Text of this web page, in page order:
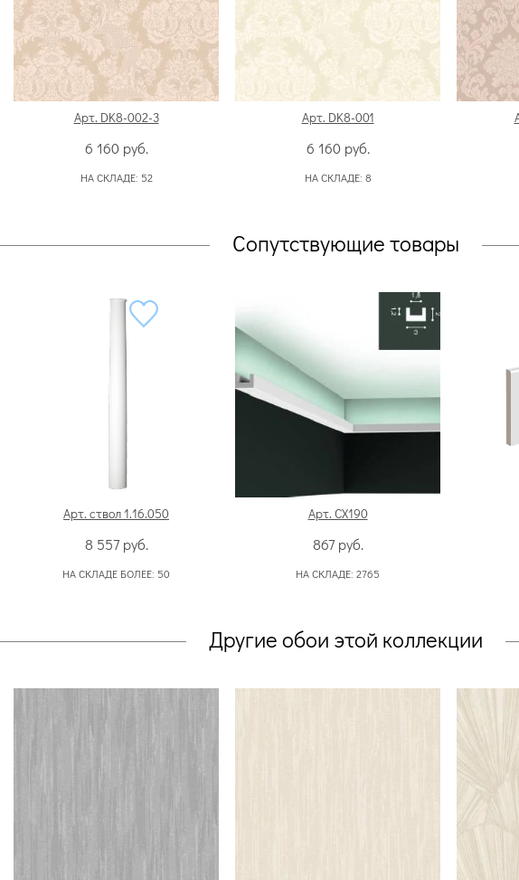
Арт. DK8-002-3
6 160 руб.
НА СКЛАДЕ: 52
Арт. DK8-001
6 160 руб.
НА СКЛАДЕ: 8
Сопутствующие товары
Арт. ствол 1.16.050
8 557руб.
НА СКЛАДЕ БОЛЕЕ: 50
Арт. CX190
867руб.
НА СКЛАДЕ: 2765
Другие обои этой коллекции